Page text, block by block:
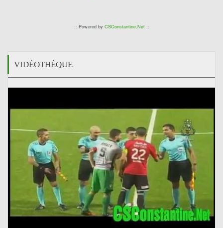
:: Powered by CSConstantine.Net::
VIDÉOTHÈQUE